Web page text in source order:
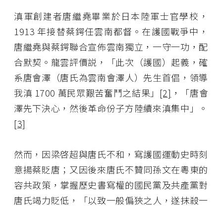
滇軍創建者唐繼堯畢業於日本陸軍士官學校，
1913 年接替蔡鍔任雲南都督。在護國戰爭中，
唐繼堯與蔡鍔聯合宣佈雲南獨立，一守一功，配
合默契。龍雲評價説，「此次（護國）起義，確
系唐會澤（唐氏為雲南會澤人）先生首倡，領導
我滇 1700 萬民眾艱苦奮鬥之結果」 [2] ，「唐會
澤先下決心，然後革命份子方陸續來滇集中」。
[3]
然而，因梁啓超與唐氏不和，寫護國運動史時刻
意揚蔡貶唐；又因後來唐氏不贊同孫文在粵東的
容共政策，掌握歷史書寫權的國民黨及共產黨對
唐氏竭力貶低，「以致一般偏狹之人，遂抹殺一